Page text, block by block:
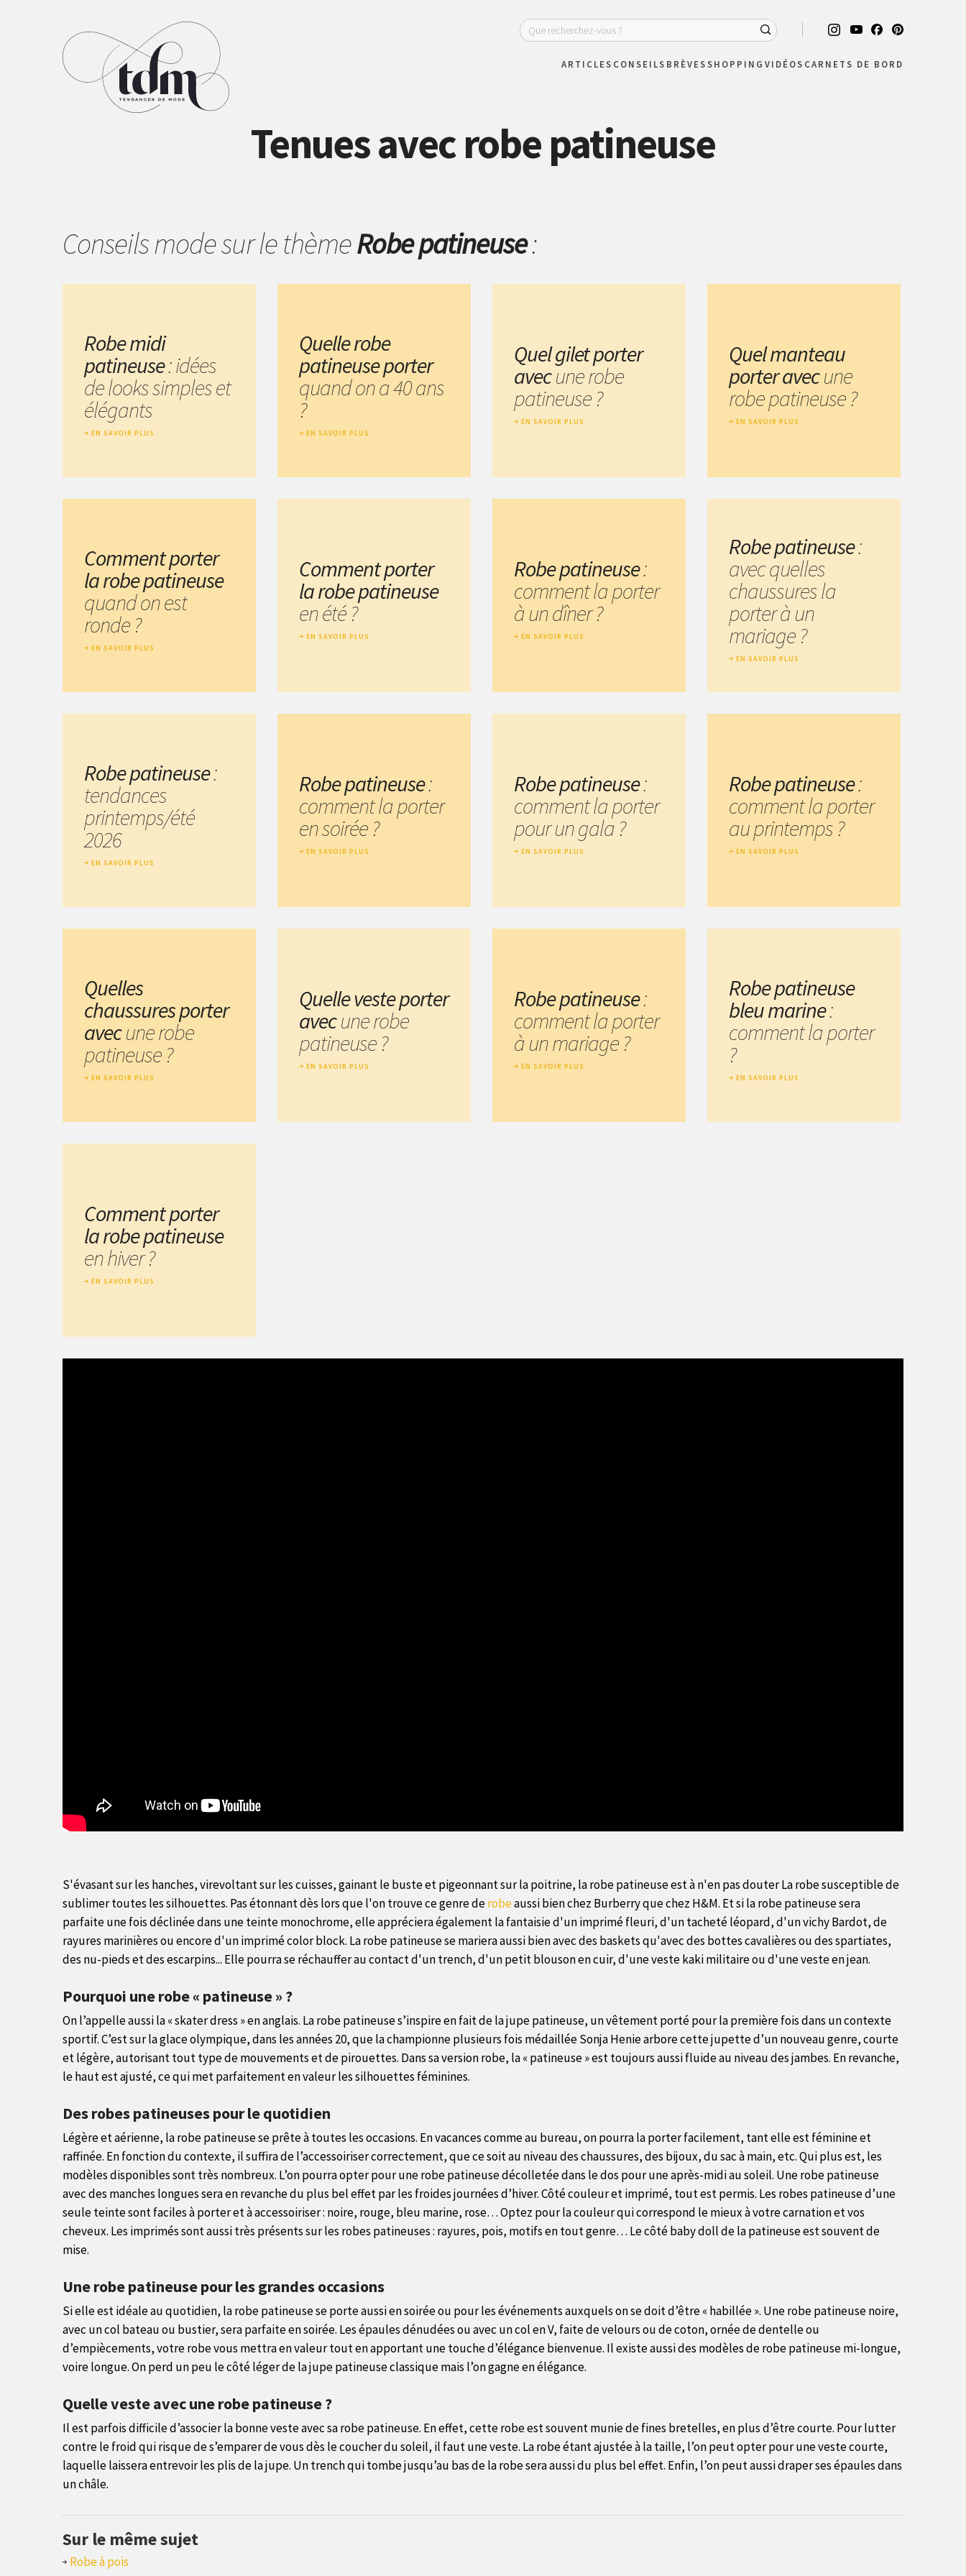
ARTICLES CONSEILS BRÈVESSHOPPING VIDÉOS CARNETS DE BORD
Tenues avec robe patineuse
S'évasant sur les hanches, virevoltant sur les cuisses, gainant le buste et pigeonnant sur la poitrine, la robe patineuse est à n'en pas douter La robe susceptible de
sublimer toutes les silhouettes. Pas étonnant dès lors que l'on trouve ce genre derobeaussi bien chez Burberry que chez H&M. Et si la robe patineuse sera
parfaite une fois déclinée dans une teinte monochrome, elle appréciera également la fantaisie d'un imprimé fleuri, d'un tacheté léopard, d'un vichy Bardot, de
rayures marinières ou encore d'un imprimé color block. La robe patineuse se mariera aussi bien avec des baskets qu'avec des bottes cavalières ou des spartiates,
des nu-pieds et des escarpins... Elle pourra se réchauffer au contact d'un trench, d'un petit blouson en cuir, d'une veste kaki militaire ou d'une veste en jean.
Pourquoi une robe « patineuse » ?
On l’appelle aussi la « skater dress » en anglais. La robe patineuse s’inspire en fait de la jupe patineuse, un vêtement porté pour la première fois dans un contexte
sportif. C’est sur la glace olympique, dans les années 20, que la championne plusieurs fois médaillée Sonja Henie arbore cette jupette d’un nouveau genre, courte
et légère, autorisant tout type de mouvements et de pirouettes. Dans sa version robe, la « patineuse » est toujours aussi fluide au niveau des jambes. En revanche,
le haut est ajusté, ce qui met parfaitement en valeur les silhouettes féminines.
Des robes patineuses pour le quotidien
Légère et aérienne, la robe patineuse se prête à toutes les occasions. En vacances comme au bureau, on pourra la porter facilement, tant elle est féminine et
raffinée. En fonction du contexte, il suffira de l’accessoiriser correctement, que ce soit au niveau des chaussures, des bijoux, du sac à main, etc. Qui plus est, les
modèles disponibles sont très nombreux. L’on pourra opter pour une robe patineuse décolletée dans le dos pour une après-midi au soleil. Une robe patineuse
avec des manches longues sera en revanche du plus bel effet par les froides journées d’hiver. Côté couleur et imprimé, tout est permis. Les robes patineuse d’une
seule teinte sont faciles à porter et à accessoiriser : noire, rouge, bleu marine, rose… Optez pour la couleur qui correspond le mieux à votre carnation et vos
cheveux. Les imprimés sont aussi très présents sur les robes patineuses : rayures, pois, motifs en tout genre… Le côté baby doll de la patineuse est souvent de
mise.
Une robe patineuse pour les grandes occasions
Si elle est idéale au quotidien, la robe patineuse se porte aussi en soirée ou pour les événements auxquels on se doit d’être « habillée ». Une robe patineuse noire,
avec un col bateau ou bustier, sera parfaite en soirée. Les épaules dénudées ou avec un col en V, faite de velours ou de coton, ornée de dentelle ou
d’empiècements, votre robe vous mettra en valeur tout en apportant une touche d’élégance bienvenue. Il existe aussi des modèles de robe patineuse mi-longue,
voire longue. On perd un peu le côté léger de la jupe patineuse classique mais l’on gagne en élégance.
Quelle veste avec une robe patineuse ?
Il est parfois difficile d’associer la bonne veste avec sa robe patineuse. En effet, cette robe est souvent munie de fines bretelles, en plus d’être courte. Pour lutter
contre le froid qui risque de s’emparer de vous dès le coucher du soleil, il faut une veste. La robe étant ajustée à la taille, l’on peut opter pour une veste courte,
laquelle laissera entrevoir les plis de la jupe. Un trench qui tombe jusqu’au bas de la robe sera aussi du plus bel effet. Enfin, l’on peut aussi draper ses épaules dans
un châle.
Sur le même sujet
Robe à pois
Conseils mode sur le thèmeRobe patineuse:
Robe midi
patineuse: idées
de looks simples et
élégants
EN SAVOIR PLUS
Quelle robe
patineuse porter
quand on a 40 ans
?
EN SAVOIR PLUS
Quel gilet porter
avecune robe
patineuse ?
EN SAVOIR PLUS
Quel manteau
porter avecune
robe patineuse ?
EN SAVOIR PLUS
Comment porter
la robe patineuse
quand on est
ronde ?
EN SAVOIR PLUS
Comment porter
la robe patineuse
en été ?
EN SAVOIR PLUS
Robe patineuse:
comment la porter
à un dîner ?
EN SAVOIR PLUS
Robe patineuse:
avec quelles
chaussures la
porter à un
mariage ?
EN SAVOIR PLUS
Robe patineuse:
tendances
printemps/été
2026
EN SAVOIR PLUS
Robe patineuse:
comment la porter
en soirée ?
EN SAVOIR PLUS
Robe patineuse:
comment la porter
pour un gala ?
EN SAVOIR PLUS
Robe patineuse:
comment la porter
au printemps ?
EN SAVOIR PLUS
Quelles
chaussures porter
avecune robe
patineuse ?
EN SAVOIR PLUS
Quelle veste porter
avecune robe
patineuse ?
EN SAVOIR PLUS
Robe patineuse:
comment la porter
à un mariage ?
EN SAVOIR PLUS
Robe patineuse
bleu marine:
comment la porter
?
EN SAVOIR PLUS
Comment porter
la robe patineuse
en hiver ?
EN SAVOIR PLUS